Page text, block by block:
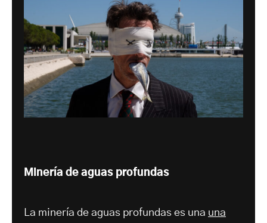
Minería de aguas profundas
La minería de aguas profundas es una una